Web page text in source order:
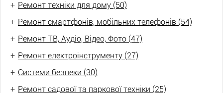
+ Ремонт техніки для дому (50)
+ Ремонт смартфонів, мобільних телефонів (54)
+ Ремонт ТВ, Аудіо, Відео, Фото (47)
+ Ремонт електроінструменту (27)
+ Системи безпеки (30)
+ Ремонт садової та паркової техніки (25)